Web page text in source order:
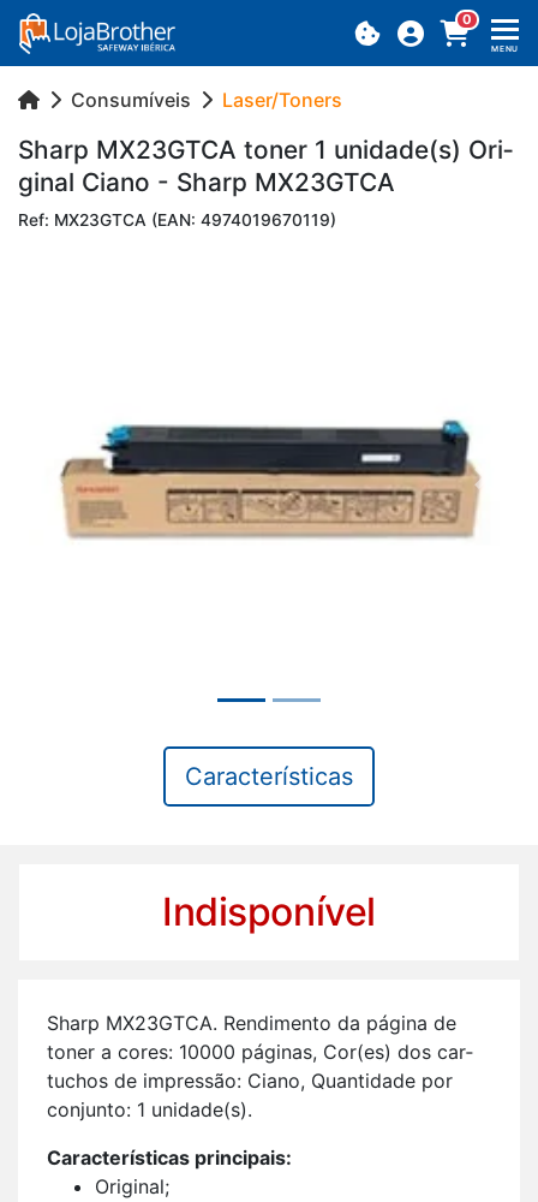
0
MENU
Consumíveis Laser/Toners
Sharp MX23GTCA toner 1 uni­dade(s) Ori­
ginal Ciano - Sharp MX23GTCA
Ref: MX23GTCA (EAN: 4974019670119)
Previous
Características
Indisponível
Sharp MX23GTCA. Ren­di­mento da pá­gina de
toner a cores: 10000 pá­ginas, Cor(es) dos car­
tu­chos de im­pressão: Ciano, Quan­ti­dade por
con­junto: 1 uni­dade(s).
Ca­rac­te­rís­ticas prin­ci­pais:
Ori­ginal;